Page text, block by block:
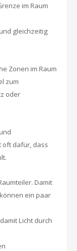
im Raum
gleichzeitig
Zonen im Raum
zum
oder
oft dafür, dass
Damit
ein paar
Licht durch